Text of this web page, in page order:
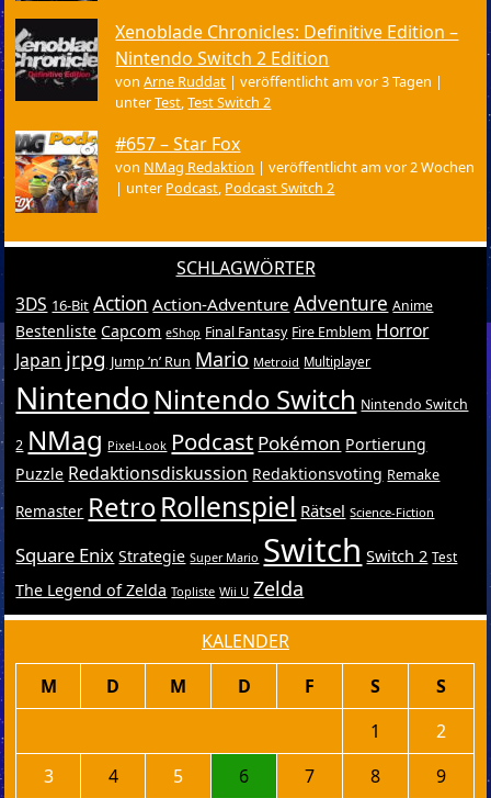
Xenoblade Chronicles: Definitive Edition –
Nintendo Switch 2 Edition
vonArne Ruddat |veröffentlicht am vor 3 Tagen |
unterTest ,Test Switch 2
#657 – Star Fox
von NMag Redaktion |veröffentlicht am vor 2 Wochen
| unter Podcast Podcast Switch 2
SCHLAGWÖRTER
3DS 16-Bit Action Action-Adventure Adventure Anime
Bestenliste Capcom eShop Final Fantasy Fire Emblem Horror
Japan jrpg Jump ’n’ Run Mario Metroid Multiplayer
Nintendo Nintendo Switch Nintendo Switch
2 NMag Pixel-Look Podcast Pokémon Portierung
Puzzle Redaktionsdiskussion Redaktionsvoting Remake
Remaster RetroRollenspiel Rätsel Science-Fiction
Square Enix Strategie Super Mario Switch Switch 2 Test
The Legend of Zelda Topliste Wii U Zelda
KALENDER
M D M D F S
S
1
2
3
4 5 6 7 8
9